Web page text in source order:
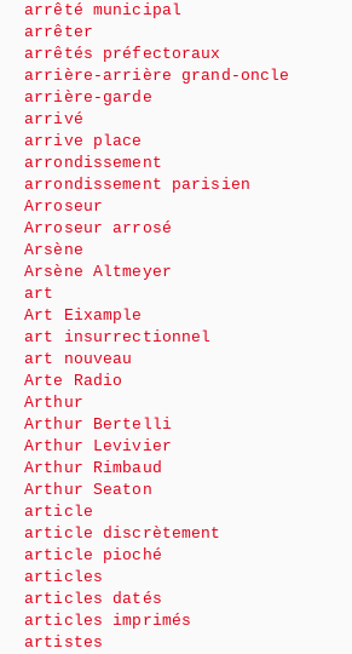
arrêté municipal
arrêter
arrêtés préfectoraux
arrière-arrière grand-oncle
arrière-garde
arrivé
arrive place
arrondissement
arrondissement parisien
Arroseur
Arroseur arrosé
Arsène
Arsène Altmeyer
art
Art Eixample
art insurrectionnel
art nouveau
Arte Radio
Arthur
Arthur Bertelli
Arthur Levivier
Arthur Rimbaud
Arthur Seaton
article
article discrètement
article pioché
articles
articles datés
articles imprimés
artistes